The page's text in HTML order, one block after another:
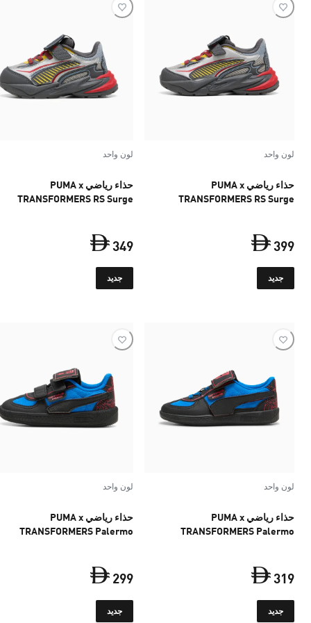
لون واحد
حذاء رياضي PUMA x
TRANSFORMERS RS Surge
399
جديد
لون واحد
حذاء رياضي PUMA x
TRANSFORMERS RS Surge
349
جديد
لون واحد
حذاء رياضي PUMA x
TRANSFORMERS Palermo
319
جديد
لون واحد
حذاء رياضي PUMA x
TRANSFORMERS Palermo
299
جديد